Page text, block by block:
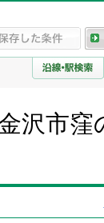
沢市窪